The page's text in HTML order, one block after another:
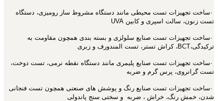
·ساخت تجهیزات تست محیطی مانند دستگاه مشروط ساز رومیزی، دستگاه
تست زنون، سالت اسپری و کابین UVA
·ساخت تجهیزات تست صنایع سلولزی و بسته بندی همچون مقاومت به
ترکیدگی،BCT، کراش تستر، تست المندورف و زبری
·ساخت تجهیزات تست صنایع پلیمری مانند دستگاه نقطه نرمی، تست دوخت،
تست گرانروی، پرس گرم و ضربه
·ساخت تجهیزات تست صنایع رنگ و پوشش های صنعتی همچون تست فنجانی
شدن، خمش رنگ، خراش ، ضربه و سختی سنج پاندولی